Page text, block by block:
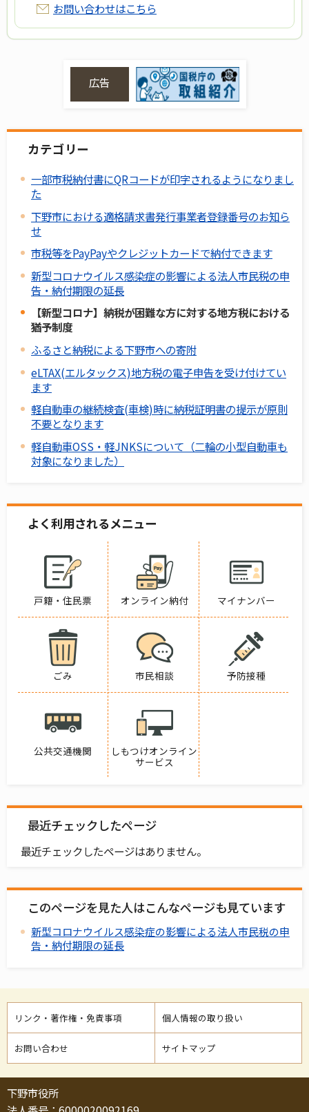
お問い合わせはこちら
広告
カテゴリー
一部市税納付書にQRコードが印字されるようになりまし
た
下野市における適格請求書発行事業者登録番号のお知ら
せ
市税等をPayPayやクレジットカードで納付できます
新型コロナウイルス感染症の影響による法人市民税の申
告・納付期限の延長
【新型コロナ】納税が困難な方に対する地方税における
猶予制度
ふるさと納税による下野市への寄附
eLTAX(エルタックス)地方税の電子申告を受け付けてい
ます
軽自動車の継続検査(車検)時に納税証明書の提示が原則
不要となります
軽自動車OSS・軽JNKSについて（二輪の小型自動車も
対象になりました）
よく利用されるメニュー
戸籍・住民票 オンライン納付 マイナンバー
ごみ 市民相談 予防接種
公共交通機関
しもつけオンライン
サービス
最近チェックしたページ
最近チェックしたページはありません。
このページを見た人はこんなページも見ています
新型コロナウイルス感染症の影響による法人市民税の申
告・納付期限の延長
リンク・著作権・免責事項 個人情報の取り扱い
お問い合わせ サイトマップ
下野市役所